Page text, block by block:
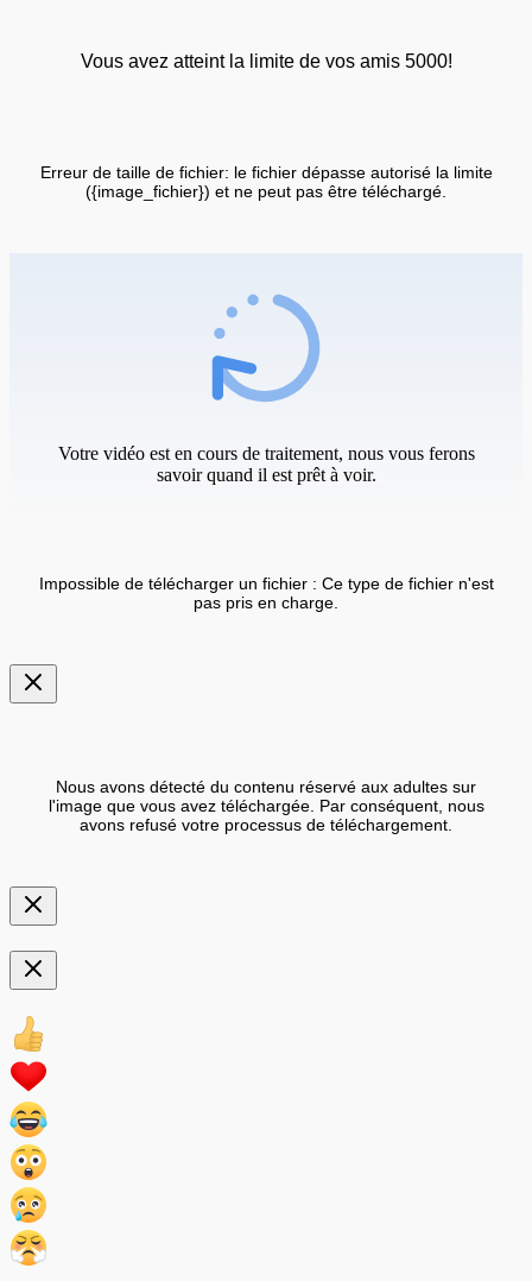
Vous avez atteint la limite de vos amis 5000!
Erreur de taille de fichier: le fichier dépasse autorisé la limite
({image_fichier}) et ne peut pas être téléchargé.
Votre vidéo est en cours de traitement, nous vous ferons
savoir quand il est prêt à voir.
Impossible de télécharger un fichier : Ce type de fichier n'est
pas pris en charge.
Nous avons détecté du contenu réservé aux adultes sur
l'image que vous avez téléchargée. Par conséquent, nous
avons refusé votre processus de téléchargement.